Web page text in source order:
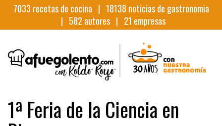
7033 recetas de cocina | 18138 noticias de gastronomia
| 582 autores | 21 empresas
1ª Feria de la Ciencia en